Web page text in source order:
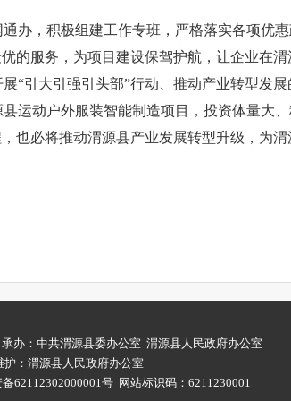
办，积极组建工作专班，严格落实各项优
的服务，为项目建设保驾护航，让企业在渭
“引大引强引头部”行动、推动产业转型发
运动户外服装智能制造项目，投资体量大
也必将推动渭源县产业发展转型升级，为渭
办：中共渭源县委办公室 渭源县人民政府办公室
：渭源县人民政府办公室
62112302000001号 网站标识码：6211230001